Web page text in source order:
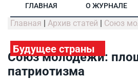
ГЛАВНАЯ О ЖУРНАЛЕ
Главная | Архив статей | Союз
Будущее страны
Союз молодёжи:
патриотизма